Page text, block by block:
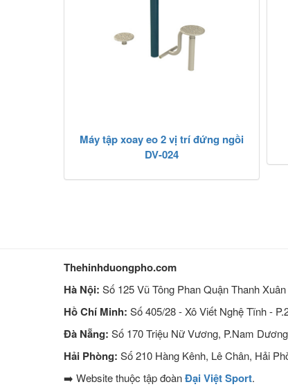
Máy tập xoay eo 2 vị trí đứng ngồi
DV-024
Thehinhduongpho.com
Hà Nội: Số 125 Vũ Tông Phan Quận Thanh
Hồ Chí Minh: Số 405/28 - Xô Viết Nghệ Tĩnh -
Đà Nẵng: Số 170 Triệu Nữ Vương, P.Nam
Hải Phòng: Số 210 Hàng Kênh, Lê Chân, Hải
➡️ Website thuộc tập đoànĐại Việt Sport.